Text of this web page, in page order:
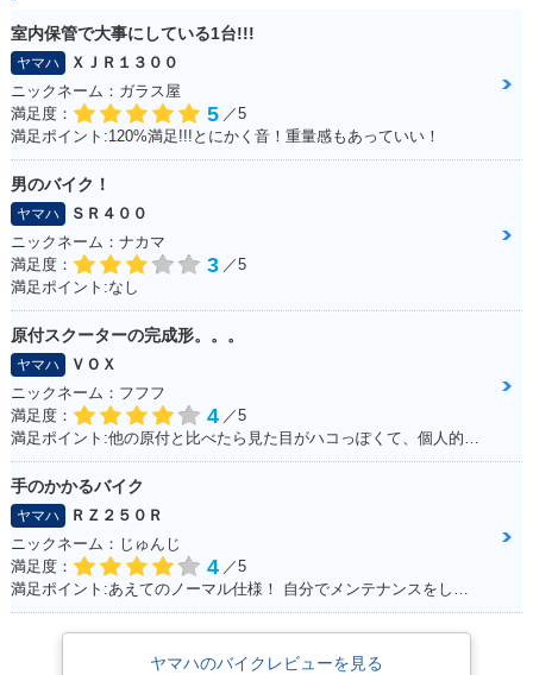
室内保管で大事にしている1台!!!
ヤマハ
ＸＪＲ１３００
ニックネーム：ガラス屋
満足度：
5 ／5
満足ポイント:120%満足!!!とにかく音！重量感もあっていい！
男のバイク！
ヤマハ
ＳＲ４００
ニックネーム：ナカマ
満足度：
3 ／5
満足ポイント:なし
原付スクーターの完成形。。。
ヤマハ
ＶＯＸ
ニックネーム：フフフ
満足度：
4 ／5
満足ポイント:他の原付と比べたら見た目がハコっぽくて、個人的に好みのデザインだった為3年程前に購入。 毎日通勤の足に利用していますが、これといった不都合もなく、いつも快適な通勤ができています。 特にシートが長く広いので、私(180cmの男性)でもゆったり座れて、たまにする遠出でも疲れにくいです。
手のかかるバイク
ヤマハ
ＲＺ２５０Ｒ
ニックネーム：じゅんじ
満足度：
4 ／5
満足ポイント:あえてのノーマル仕様！ 自分でメンテナンスをして、手をかけることが楽しい！
ヤマハのバイクレビューを見る